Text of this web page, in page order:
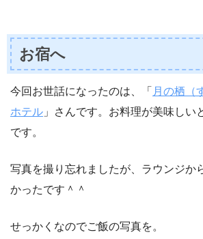
お宿へ
今回お世話になったのは、「 月の栖（
ホテル 」さんです。お料理が美味しい
です。
写真を撮り忘れましたが、ラウンジか
かったです＾＾
せっかくなのでご飯の写真を。